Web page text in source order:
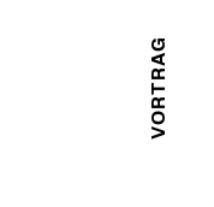
VORTRAG